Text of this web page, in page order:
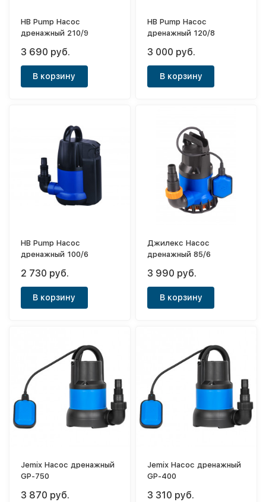
HB Pump Насос
дренажный 210/9
3 690 руб.
В корзину
HB Pump Насос
дренажный 120/8
3 000 руб.
В корзину
HB Pump Насос
дренажный 100/6
2 730 руб.
В корзину
Джилекс Насос
дренажный 85/6
3 990 руб.
В корзину
Jemix Насос дренажный
GP-750
3 870 руб.
Jemix Насос дренажный
GP-400
3 310 руб.